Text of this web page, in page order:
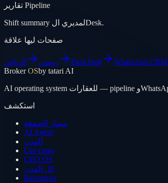
تقارير Pipeline
Shift summary لمديري الDesk.
صفحات ليها علاقة
روشن الرياض Deal Hub WhatsApp CRM
BrokerOSby tatari AI
استكشف
مسار الصفقة
AI Agent
المدن
Use cases
CEO OS
كل المدن
Resources